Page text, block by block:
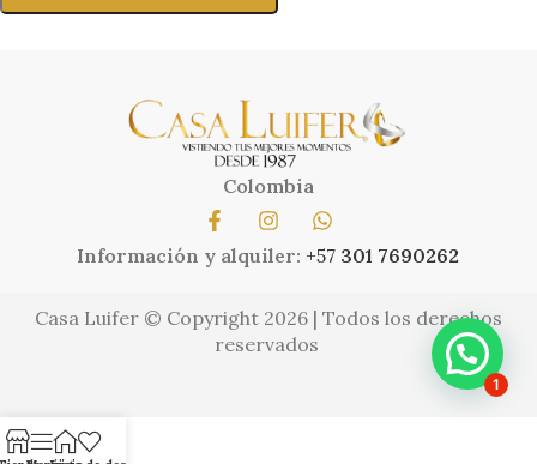
Colombia
Información y alquiler: +57 301 7690262
Casa Luifer © Copyright 2026 | Todos los derechos
reservados
1